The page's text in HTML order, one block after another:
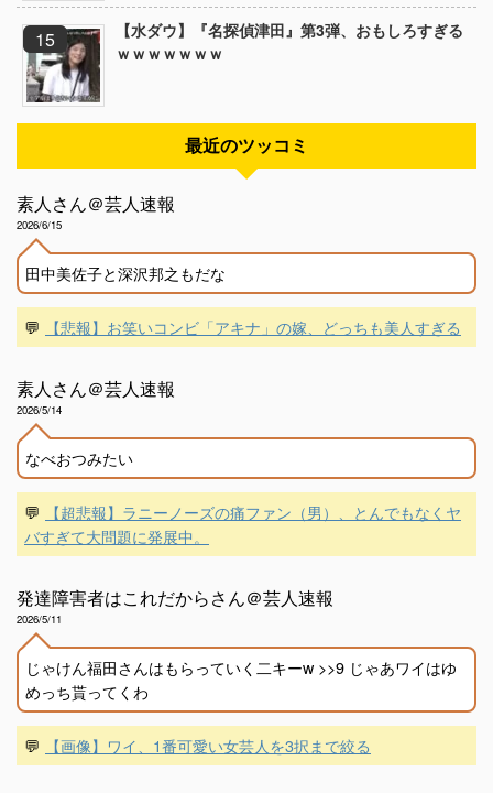
【水ダウ】『名探偵津田』第3弾、おもしろすぎる
ｗｗｗｗｗｗｗ
最近のツッコミ
素人さん＠芸人速報
2026/6/15
田中美佐子と深沢邦之もだな
💬 【悲報】お笑いコンビ「アキナ」の嫁、どっちも美人すぎる
素人さん＠芸人速報
2026/5/14
なべおつみたい
💬
【超悲報】ラニーノーズの痛ファン（男）、とんでもなくヤ
バすぎて大問題に発展中。
発達障害者はこれだからさん＠芸人速報
2026/5/11
じゃけん福田さんはもらっていく二キーw >>9 じゃあワイはゆ
めっち貰ってくわ
💬 【画像】ワイ、1番可愛い女芸人を3択まで絞る